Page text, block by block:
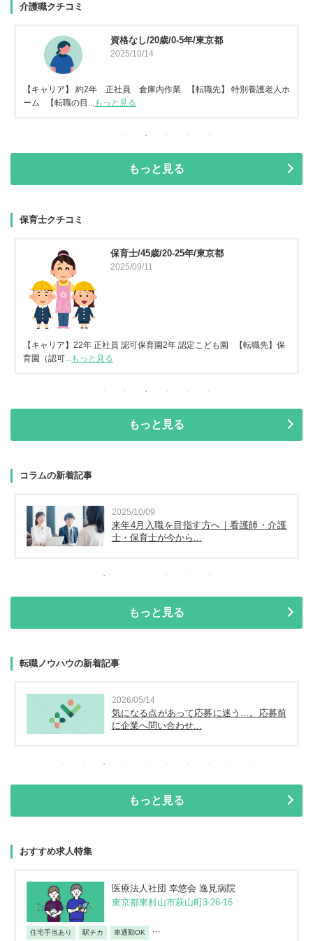
介護職クチコミ
資格なし/20歳/0-5年/東京都
2025/10/14
【キャリア】 約2年 正社員 倉庫内作業 【転職先】 特別養護老人ホ
ーム 【転職の目...
もっと見る
もっと見る
保育士クチコミ
保育士/45歳/20-25年/東京都
2025/09/11
【キャリア】22年 正社員 認可保育園2年 認定こども園 【転職先】保
育園（認可...もっと見る
もっと見る
コラムの新着記事
2025/10/09
来年4月入職を目指す方へ｜看護師・介護
士・保育士が今から...
もっと見る
転職ノウハウの新着記事
2026/05/14
気になる点があって応募に迷う…。応募前
に企業へ問い合わせ...
もっと見る
おすすめ求人特集
医療法人社団 幸悠会 逸見病院
東京都東村山市萩山町3-26-16
住宅手当あり 駅チカ 車通勤OK